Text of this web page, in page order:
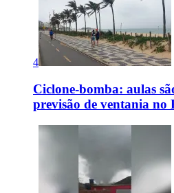
4
Ciclone-bomba: aulas
previsão de ventania no